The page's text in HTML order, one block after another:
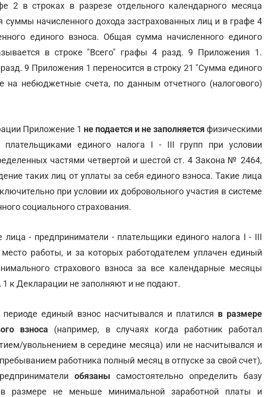
в строках в разрезе отдельного календарного месяца
суммы начисленного дохода застрахованных лиц и в графе 4
единого взноса. Общая сумма начисленного единого
в строке "Всего" графы 4 разд. 9 Приложения 1.
9 Приложения 1 переносится в строку 21 "Сумма единого
на небюджетные счета, по данным отчетного (налогового)
Приложение 1 не подается и не заполняется физическими
единого налога I - III групп при условии
частями четвертой и шестой ст. 4 Закона № 2464,
таких лиц от уплаты за себя единого взноса. Такие лица
при условии их добровольного участия в системе
социального страхования.
лица - предприниматели - плательщики единого налога I - III
работы, и за которых работодателем уплачен единый
страхового взноса за все календарные месяцы
к Декларации не заполняют и не подают.
единый взнос насчитывался и платился в размере
взноса (например, в случаях когда работник работал
увольнением в середине месяца) или не насчитывался и
работника полный месяц в отпуске за свой счет),
обязанысамостоятельно определить базу
размере не меньше минимальной заработной платы и